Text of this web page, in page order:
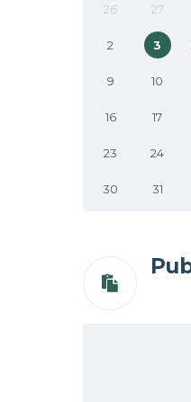
26 27
2 3
9 10
16 17
23 24
30 31